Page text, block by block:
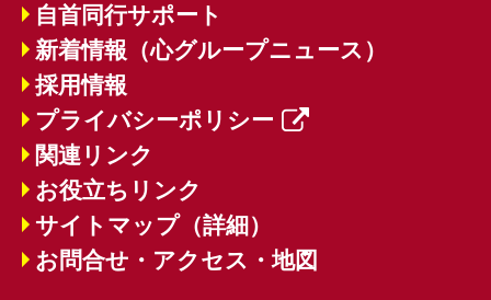
自首同行サポート
新着情報（心グループニュース）
採用情報
プライバシーポリシー
関連リンク
お役立ちリンク
サイトマップ（詳細）
お問合せ・アクセス・地図